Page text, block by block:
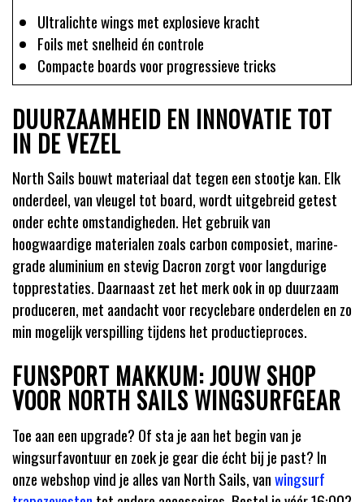
Ultralichte wings met explosieve kracht
Foils met snelheid én controle
Compacte boards voor progressieve tricks
DUURZAAMHEID EN INNOVATIE TOT
IN DE VEZEL
North Sails bouwt materiaal dat tegen een stootje kan. Elk
onderdeel, van vleugel tot board, wordt uitgebreid getest
onder echte omstandigheden. Het gebruik van
hoogwaardige materialen zoals carbon composiet, marine-
grade aluminium en stevig Dacron zorgt voor langdurige
topprestaties. Daarnaast zet het merk ook in op duurzaam
produceren, met aandacht voor recyclebare onderdelen en zo
min mogelijk verspilling tijdens het productieproces.
FUNSPORT MAKKUM: JOUW SHOP
VOOR NORTH SAILS WINGSURFGEAR
Toe aan een upgrade? Of sta je aan het begin van je
wingsurfavontuur en zoek je gear die écht bij je past? In
onze webshop vind je alles van North Sails, vanwingsurf